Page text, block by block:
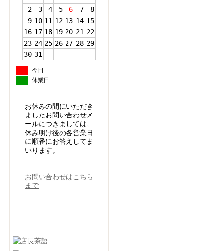
2
3 4 5 6 7
8
9 10 11 12 13 14 15
16 17 18 19 20 21 22
23 24 25 26 27 28 29
30 31
今日
休業日
お休みの間にいただき
ましたお問い合わせメ
ールにつきましては、
休み明け後の各営業日
に順番にお答えしてま
いります。
お問い合わせはこちら
まで